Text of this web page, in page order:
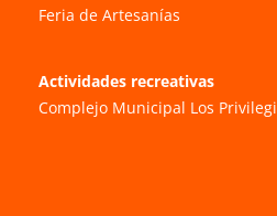
Feria de Artesanías
Actividades recreativas
Complejo Municipal Los